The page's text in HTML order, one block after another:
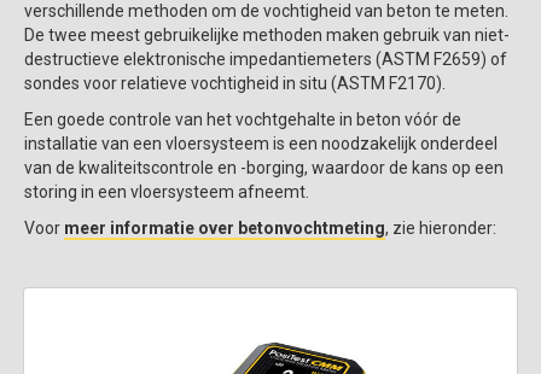
verschillende methoden om de vochtigheid van beton te meten.
De twee meest gebruikelijke methoden maken gebruik van niet-
destructieve elektronische impedantiemeters (ASTM F2659) of
sondes voor relatieve vochtigheid in situ (ASTM F2170).
Een goede controle van het vochtgehalte in beton vóór de
installatie van een vloersysteem is een noodzakelijk onderdeel
van de kwaliteitscontrole en -borging, waardoor de kans op een
storing in een vloersysteem afneemt.
Voor meer informatie over betonvochtmeting, zie hieronder: